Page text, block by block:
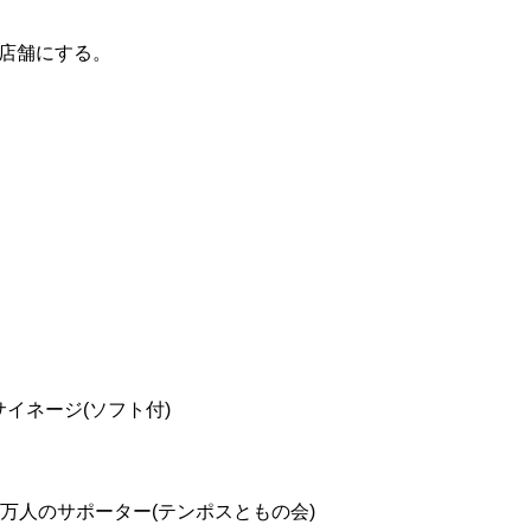
舗にする。
ネージ(ソフト付)
人のサポーター(テンポスともの会)